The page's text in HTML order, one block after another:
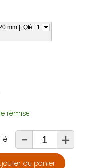
mm || Qté : 1
remise
- +
au panier